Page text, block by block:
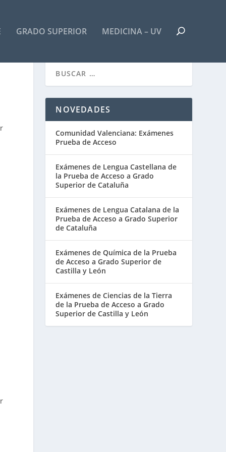
GRADO SUPERIOR MEDICINA – UV
NOVEDADES
Comunidad Valenciana: Exámenes
Prueba de Acceso
Exámenes de Lengua Castellana de
la Prueba de Acceso a Grado
Superior de Cataluña
Exámenes de Lengua Catalana de la
Prueba de Acceso a Grado Superior
de Cataluña
Exámenes de Química de la Prueba
de Acceso a Grado Superior de
Castilla y León
Exámenes de Ciencias de la Tierra
de la Prueba de Acceso a Grado
Superior de Castilla y León